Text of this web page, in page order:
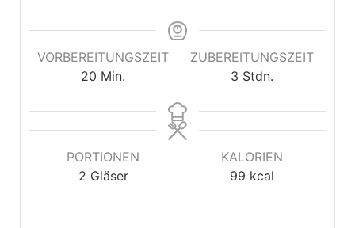
VORBEREITUNGSZEIT
20 Min.
ZUBEREITUNGSZEIT
3 Stdn.
PORTIONEN
2 Gläser
KALORIEN
99 kcal